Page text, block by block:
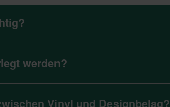
werden?
Vinyl und Designbelag?